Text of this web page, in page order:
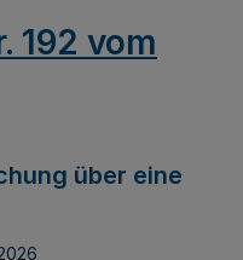
192 vom
über eine